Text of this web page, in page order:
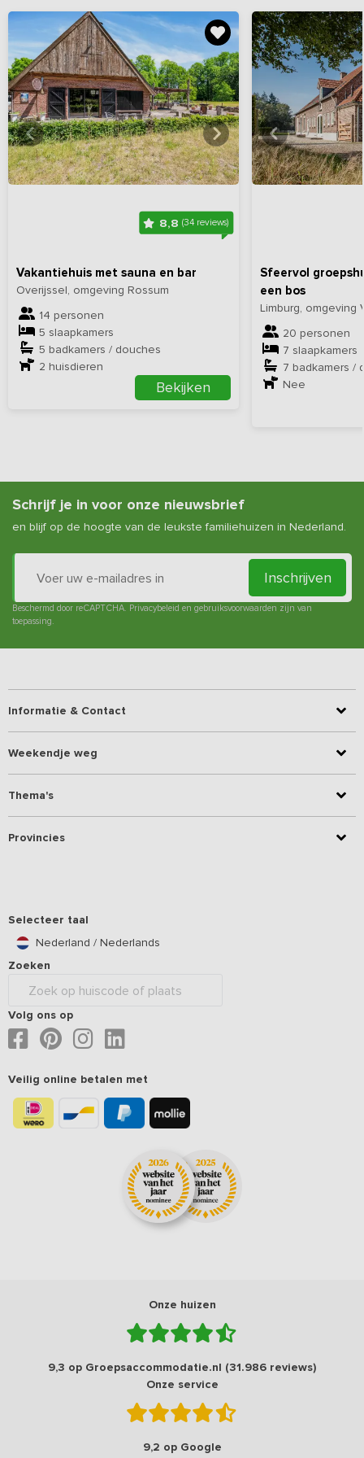
8,8 (34 reviews)
Vakantiehuis met sauna en bar
Overijssel, omgeving Rossum
14 personen
5 slaapkamers
5 badkamers / douches
2 huisdieren
Bekijken
Bekijkhieralle foto's
Sfeervol
een bos
Limburg, omgeving
20 personen
7 slaapkamers
7 badkamers /
Nee
Bekijk
Schrijf je in voor onze nieuwsbrief
en blijf op de hoogte van de leukste familiehuizen in Nederland.
Inschrijven
Beschermd door reCAPTCHA. Privacybeleid en gebruiksvoorwaarden zijn van
toepassing.
Informatie & Contact
Weekendje weg
Thema's
Provincies
Selecteer taal
Nederland / Nederlands
Zoeken
Volg ons op
Veilig online betalen met
Onze huizen
9,3 op Groepsaccommodatie.nl (31.986 reviews)
Onze service
9,2 op Google